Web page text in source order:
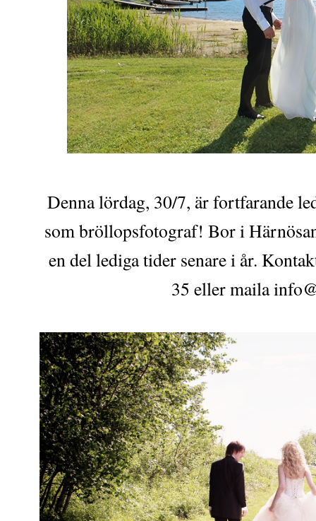
Denna lördag, 30/7, är fortfarande
som bröllopsfotograf! Bor i
en del lediga tider senare i år.
35 eller maila